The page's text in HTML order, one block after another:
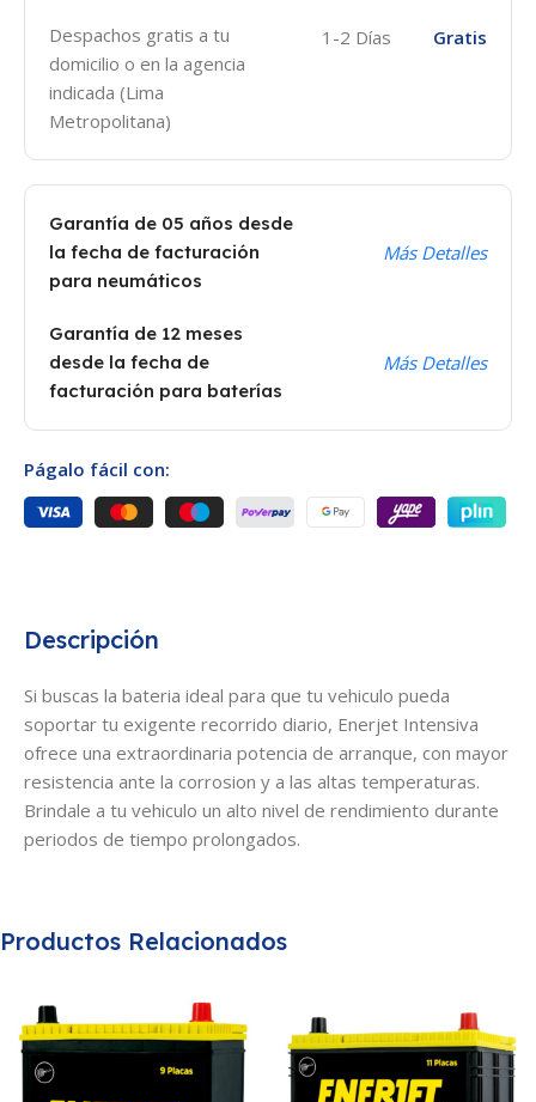
Descripción
Si buscas la bateria ideal para que tu vehiculo pueda
soportar tu exigente recorrido diario, Enerjet Intensiva
ofrece una extraordinaria potencia de arranque, con mayor
resistencia ante la corrosion y a las altas temperaturas.
Brindale a tu vehiculo un alto nivel de rendimiento durante
periodos de tiempo prolongados.
Despachos gratis a tu
domicilio o en la agencia
indicada (Lima
Metropolitana)
1-2 Días Gratis
Garantía de 05 años desde
la fecha de facturación
para neumáticos
Más Detalles
Garantía de 12 meses
desde la fecha de
facturación para baterías
Más Detalles
Págalo fácil con:
Productos Relacionados